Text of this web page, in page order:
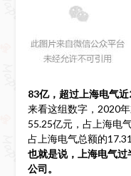
83亿，超过上海电气近
来看这组数字，2020
55.25亿元，占上海电
占上海电气总额的
也就是说，上海电气
公司。